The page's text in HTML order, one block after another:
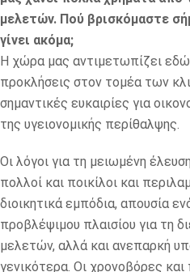
μελετών. Πού βρισκόμαστε
γίνει ακόμα;
Η χώρα μας αντιμετωπίζει εδώ
προκλήσεις στον τομέα των
σημαντικές ευκαιρίες για
της υγειονομικής περίθαλψης.
Οι λόγοι για τη μειωμένη
πολλοί και ποικίλοι και
διοικητικά εμπόδια, απουσία
προβλέψιμου πλαισίου για τη
μελετών, αλλά και ανεπαρκή
γενικότερα. Οι χρονοβόρες